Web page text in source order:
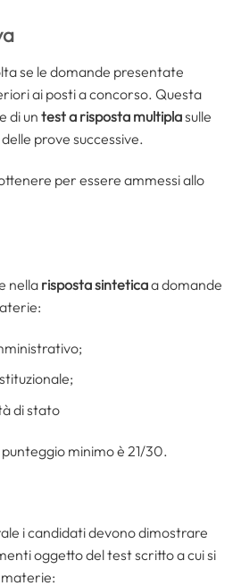
se le domande presentate
ai posti a concorso. Questa
di un test a risposta multiplasulle
prove successive.
per essere ammessi allo
nella risposta sinteticaa domande
di stato
minimo è 21/30.
i candidati devono dimostrare
oggetto del test scritto a cui si